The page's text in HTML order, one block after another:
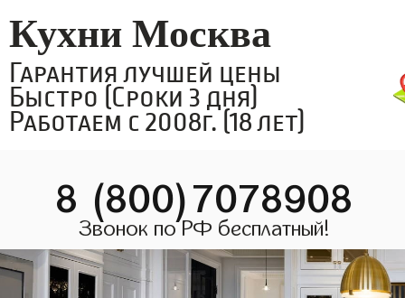
Кухни Москва
Гарантия лучшей цены
Быстро (Сроки 3 дня)
Работаем с 2008г. (18 лет)
8 (800)7078908
Звонок по РФ бесплатный!